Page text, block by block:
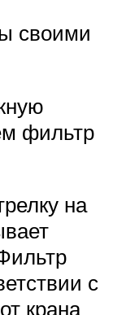
своими
фильтр
на
с
крана